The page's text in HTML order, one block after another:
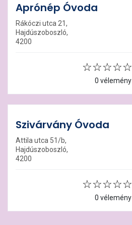
Aprónép Óvoda
Rákóczi utca 21,
Hajdúszoboszló,
4200
0 vélemény
Szivárvány Óvoda
Attila utca 51/b,
Hajdúszoboszló,
4200
0 vélemény